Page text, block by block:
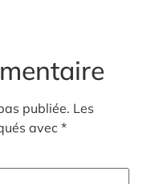
publiée. Les
avec*